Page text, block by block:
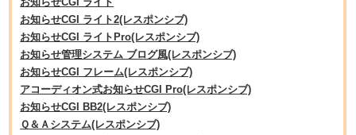
お知らせCGI ライト2(レスポンシブ)
お知らせCGI ライトPro(レスポンシブ)
お知らせ管理システム ブログ風(レスポンシブ)
お知らせCGI フレーム(レスポンシブ)
アコーディオン式お知らせCGI Pro(レスポンシブ)
お知らせCGI BB2(レスポンシブ)
Ｑ＆Ａシステム(レスポンシブ)